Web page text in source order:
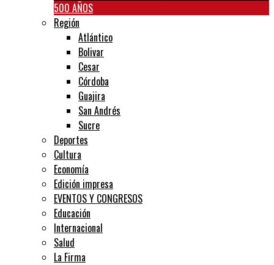
500 AÑOS
Región
Atlántico
Bolivar
Cesar
Córdoba
Guajira
San Andrés
Sucre
Deportes
Cultura
Economía
Edición impresa
EVENTOS Y CONGRESOS
Educación
Internacional
Salud
La Firma